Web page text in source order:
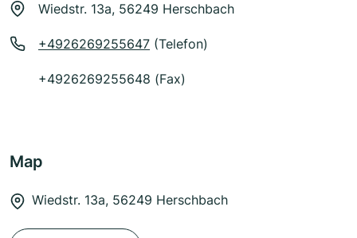
Wiedstr. 13a, 56249 Herschbach
+4926269255647 (Telefon)
+4926269255648 (Fax)
Map
Wiedstr. 13a, 56249 Herschbach